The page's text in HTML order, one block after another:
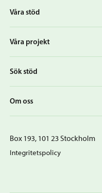
Våra stöd
Våra projekt
Sök stöd
Om oss
Box 193, 101 23 Stockholm
Integritetspolicy